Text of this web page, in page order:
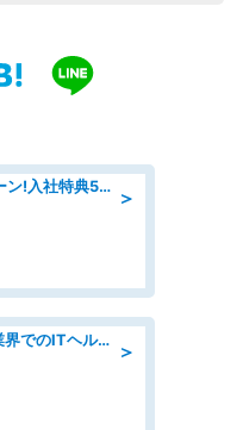
＞
2026年転職応援キャンペーン!入社特典58万円/デンソーで働こう!自動車工場で小型部品の検査業務 denso aichi
＞
ヘルプデスク/外資系保険業界でのITヘルプデスク業務/駅近/即日勤務可/ヘルプデスク